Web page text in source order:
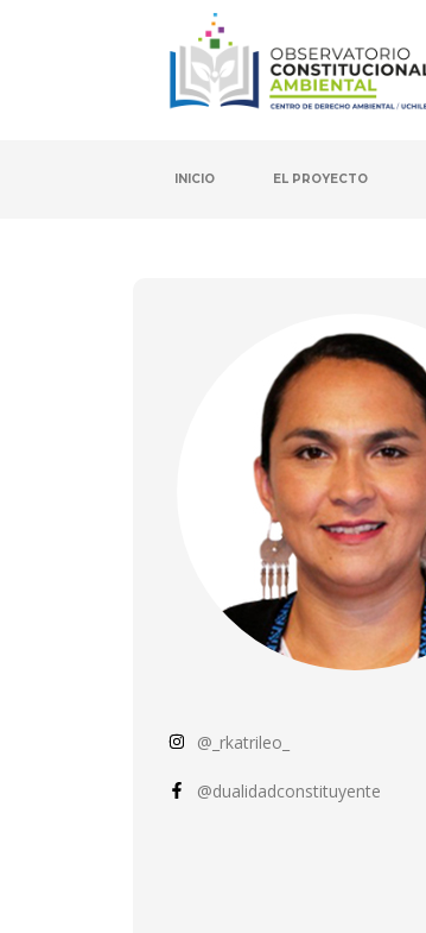
INICIO EL PROYECTO
@_rkatrileo_
@dualidadconstituyente